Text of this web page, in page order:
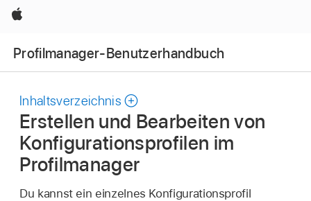
Apple
Profilmanager-Benutzerhandbuch
Inhaltsverzeichnis
Erstellen und Bearbeiten von
Konfigurationsprofilen im
Profilmanager
Du kannst ein einzelnes Konfigurationsprofil